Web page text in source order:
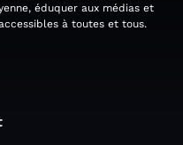
éduquer aux médias et
à toutes et tous.